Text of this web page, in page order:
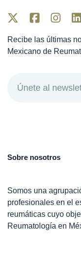
Recibe las últimas
Mexicano de
Sobre nosotros
Somos una
profesionales en el
reumáticas cuyo
Reumatología en